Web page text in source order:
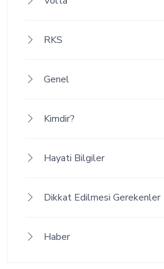
RKS
Genel
Kimdir?
Hayati Bilgiler
Dikkat Edilmesi Gerekenler
Haber